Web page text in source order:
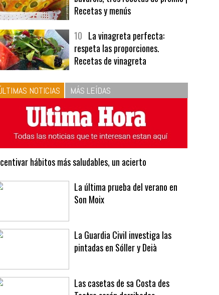
bavarois, tres recetas de premio |
Recetas y menús
respeta las proporciones.
Recetas de vinagreta
ÚLTIMAS NOTICIAS MÁS LEÍDAS
Incentivar hábitos más saludables, un acierto
Son Moix
pintadas en Sóller y Deià